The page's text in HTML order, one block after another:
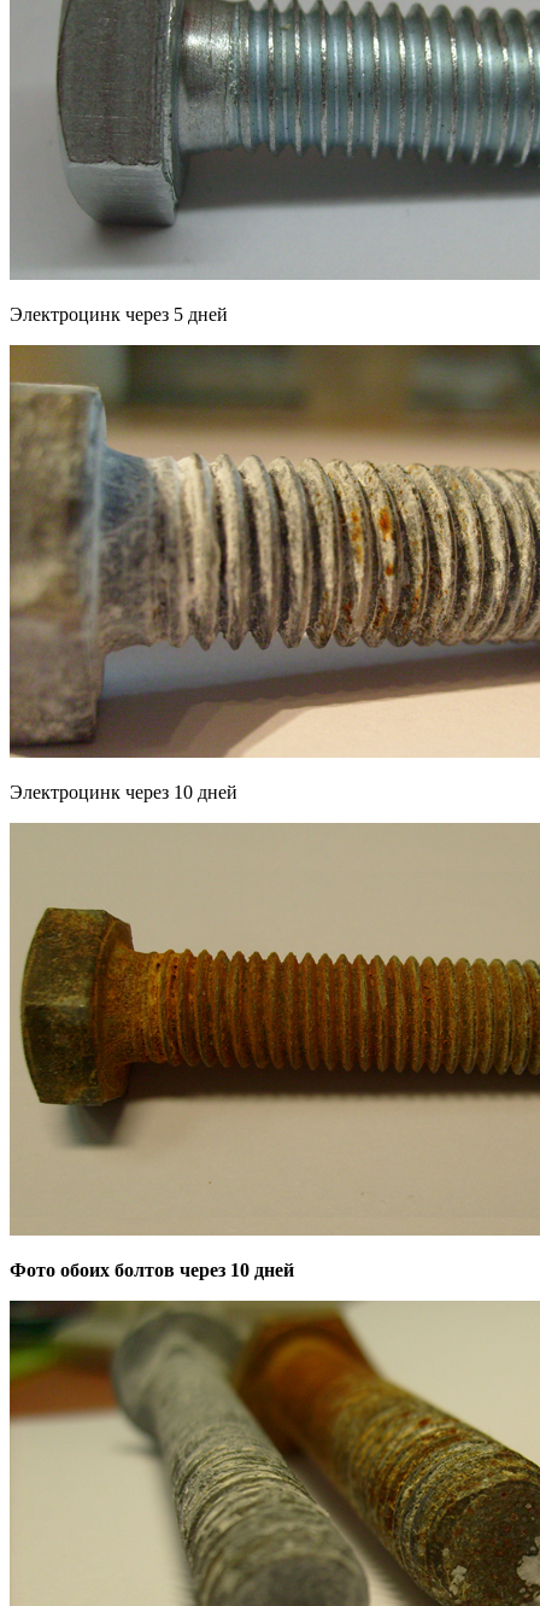
Электроцинк через 5 дней
Электроцинк через 10 дней
Фото обоих болтов через 10 дней